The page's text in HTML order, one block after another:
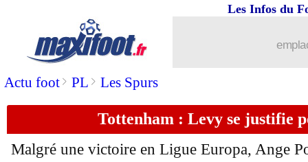
Actu foot> PL > Les Spurs
Les Infos du
Tottenham : Levy se justifie
Malgré une victoire en Ligue Europa, Ange
Caen: Sy rejoint Auxerre (officiel)
18/06 Barça
18/06 Man City: Bah sera encore prêté
18/06 Udinese : Bijol va signer à Leeds